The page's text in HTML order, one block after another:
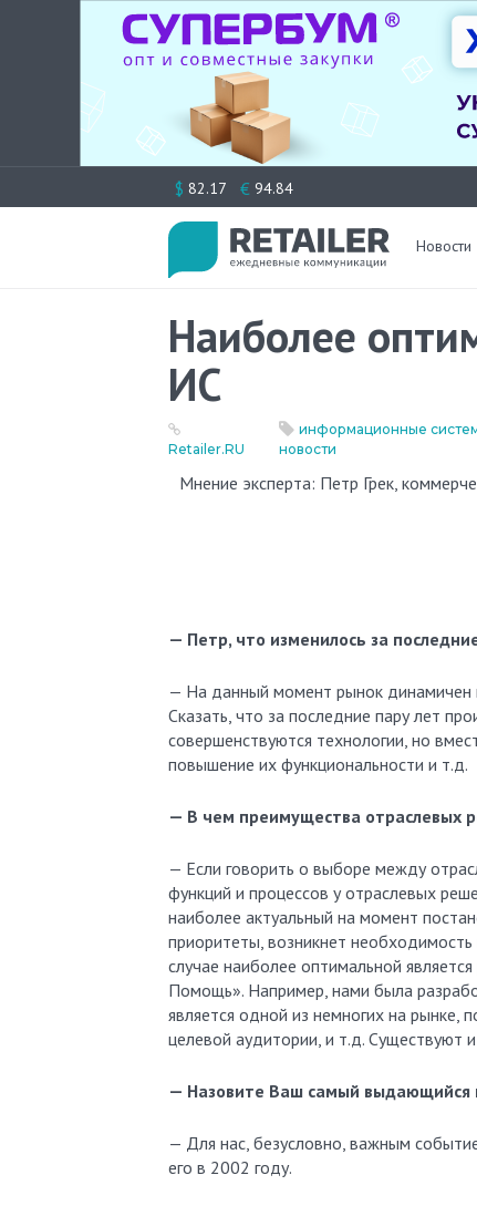
к
$ 82.17 € 94.84
Новости
Наиболее
ИС
Retailer.RU
информационные
новости
Мнение эксперта: Петр Грек,
— Петр, что изменилось за
— На данный момент рынок динамичен
Сказать, что за последние пару лет
совершенствуются технологии, но
повышение их функциональности и т.д.
— В чем преимущества отраслевых
— Если говорить о выборе между
функций и процессов у отраслевых
наиболее актуальный на момент
приоритеты, возникнет
случае наиболее оптимальной
Помощь». Например, нами была
является одной из немногих на рынке,
целевой аудитории, и т.д. Существуют
— Назовите Ваш самый выдающийся
— Для нас, безусловно, важным
его в 2002 году.